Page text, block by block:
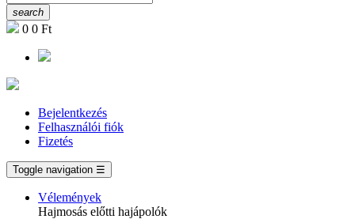
search
0 0 Ft
Bejelentkezés
Felhasználói fiók
Fizetés
Toggle navigation ☰
Vélemények
Hajmosás előtti hajápolók